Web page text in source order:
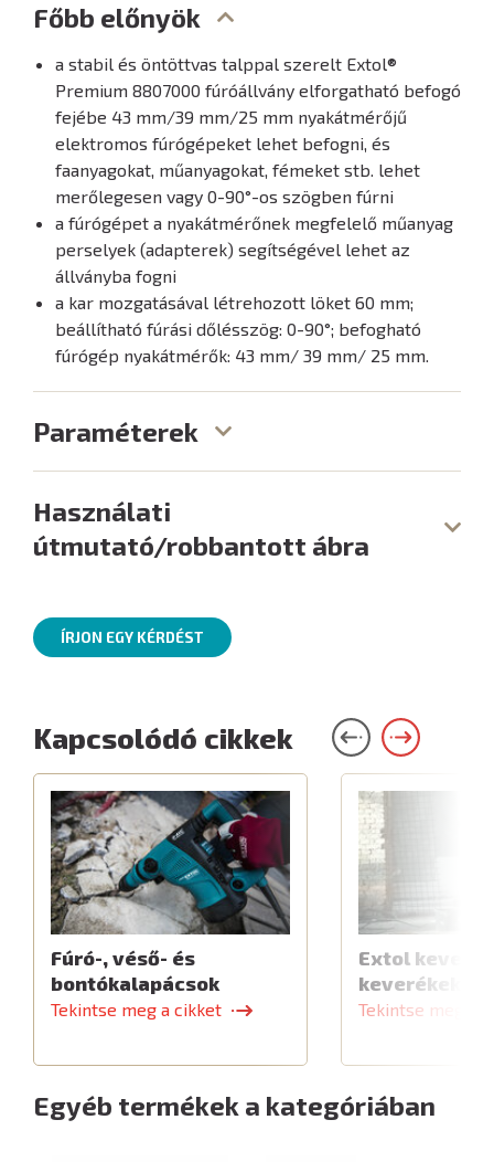
Főbb előnyök
a stabil és öntöttvas talppal szerelt Extol®
Premium 8807000 fúróállvány elforgatható befogó
fejébe 43 mm/39 mm/25 mm nyakátmérőjű
elektromos fúrógépeket lehet befogni, és
faanyagokat, műanyagokat, fémeket stb. lehet
merőlegesen vagy 0-90°-os szögben fúrni
a fúrógépet a nyakátmérőnek megfelelő műanyag
perselyek (adapterek) segítségével lehet az
állványba fogni
a kar mozgatásával létrehozott löket 60 mm;
beállítható fúrási dőlésszög: 0-90°; befogható
fúrógép nyakátmérők: 43 mm/ 39 mm/ 25 mm.
Paraméterek
Használati
útmutató/robbantott ábra
ÍRJON EGY KÉRDÉST
Kapcsolódó cikkek
Fúró-, véső- és
bontókalapácsok
Tekintse meg a cikket
Extol
Tekintse meg a
Egyéb termékek a kategóriában